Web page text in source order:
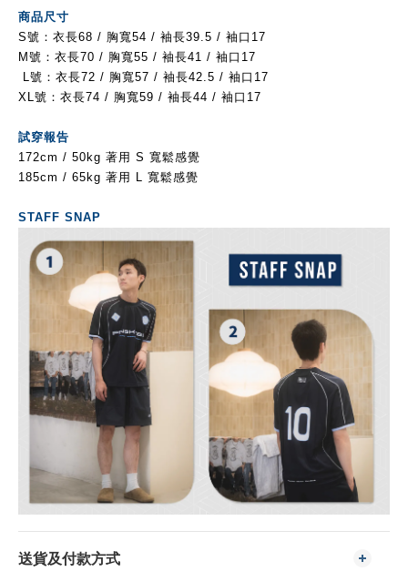
商品尺寸
S號：衣長68 / 胸寬54 / 袖長39.5 / 袖口17
M號： 衣長70 / 胸寬55 / 袖長41 / 袖口17
L號： 衣長72 / 胸寬57 / 袖長42.5 / 袖口17
XL號： 衣長74 / 胸寬59 / 袖長44 / 袖口17
試穿報告
172cm / 50kg 著用 S 寬鬆感覺
185cm / 65kg 著用 L 寬鬆感覺
STAFF SNAP
送貨及付款方式